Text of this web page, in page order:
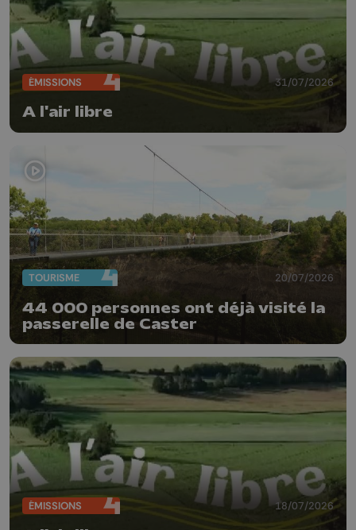
ÉMISSIONS 31/07/2026
A l'air libre
TOURISME 20/07/2026
44 000 personnes ont déjà visité la
passerelle de Caster
ÉMISSIONS 18/07/2026